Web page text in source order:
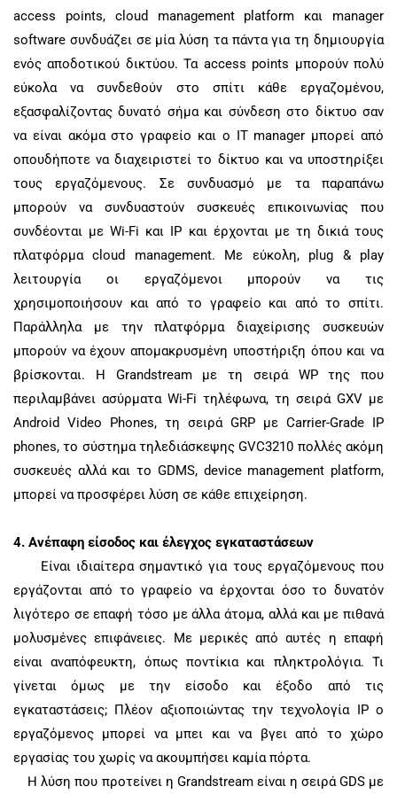
access points, cloud management platform και manager
software συνδυάζει σε μία λύση τα πάντα για τη δημιουργία
ενός αποδοτικού δικτύου. Τα access points μπορούν πολύ
εύκολα να συνδεθούν στο σπίτι κάθε εργαζομένου,
εξασφαλίζοντας δυνατό σήμα και σύνδεση στο δίκτυο σαν
να είναι ακόμα στο γραφείο και ο IT manager μπορεί από
οπουδήποτε να διαχειριστεί το δίκτυο και να υποστηρίξει
τους εργαζόμενους. Σε συνδυασμό με τα παραπάνω
μπορούν να συνδυαστούν συσκευές επικοινωνίας που
συνδέονται με Wi-Fi και IP και έρχονται με τη δικιά τους
πλατφόρμα cloud management. Με εύκολη, plug & play
λειτουργία οι εργαζόμενοι μπορούν να τις
χρησιμοποιήσουν και από το γραφείο και από το σπίτι.
Παράλληλα με την πλατφόρμα διαχείρισης συσκευών
μπορούν να έχουν απομακρυσμένη υποστήριξη όπου και να
βρίσκονται. Η Grandstream με τη σειρά WP της που
περιλαμβάνει ασύρματα Wi-Fi τηλέφωνα, τη σειρά GXV με
Android Video Phones, τη σειρά GRP με Carrier-Grade IP
phones, το σύστημα τηλεδιάσκεψης GVC3210 πολλές ακόμη
συσκευές αλλά και το GDMS, device management platform,
μπορεί να προσφέρει λύση σε κάθε επιχείρηση.
4. Ανέπαφη είσοδος και έλεγχος εγκαταστάσεων
Είναι ιδιαίτερα σημαντικό για τους εργαζόμενους που
εργάζονται από το γραφείο να έρχονται όσο το δυνατόν
λιγότερο σε επαφή τόσο με άλλα άτομα, αλλά και με πιθανά
μολυσμένες επιφάνειες. Με μερικές από αυτές η επαφή
είναι αναπόφευκτη, όπως ποντίκια και πληκτρολόγια. Τι
γίνεται όμως με την είσοδο και έξοδο από τις
εγκαταστάσεις; Πλέον αξιοποιώντας την τεχνολογία IPο
εργαζόμενος μπορεί να μπει και να βγει από το χώρο
εργασίας του χωρίς να ακουμπήσει καμία πόρτα.
Η λύση που προτείνει η Grandstreamείναι η σειράGDS με